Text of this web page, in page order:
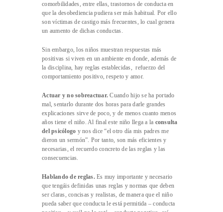
comorbilidades, entre ellas, trastornos de conducta en
que la desobediencia pudiera ser más habitual. Por ello
son víctimas de castigo más frecuentes, lo cual genera
un aumento de dichas conductas.
Sin embargo, los niños muestran respuestas más
positivas si viven en un ambiente en donde, además de
la disciplina, hay reglas establecidas, refuerzo del
comportamiento positivo, respeto y amor.
Actuar y no sobreactuar.Cuando hijo se ha portado
mal, sentarlo durante dos horas para darle grandes
explicaciones sirve de poco, y de menos cuanto menos
años tiene el niño. Al final este niño llega a la consulta
del psicólogo y nos dice “el otro día mis padres me
dieron un sermón”. Por tanto, son más eficientes y
necesarias, el recuerdo concreto de las reglas y las
consecuencias.
Hablando de reglas. Es muy importante y necesario
que tengáis definidas unas reglas y normas que deben
ser claras, concisas y realistas, de manera que el niño
pueda saber que conducta le está permitida – conducta